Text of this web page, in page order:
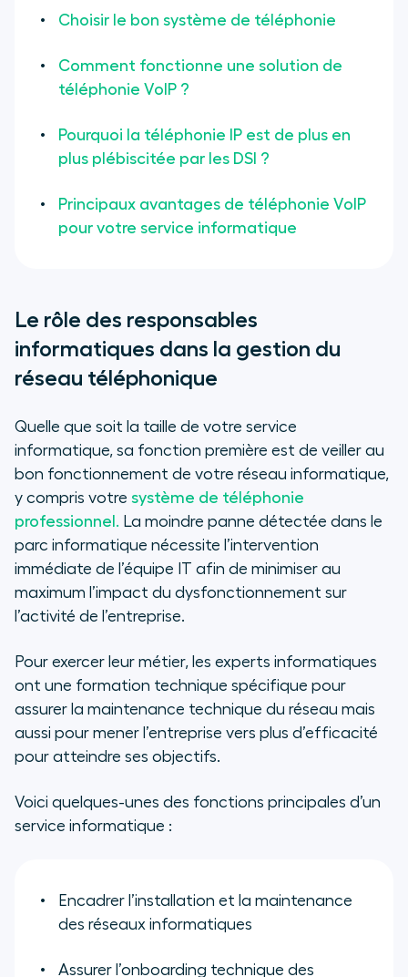
Choisir le bon système de téléphonie
Comment fonctionne une solution de
téléphonie VoIP ?
Pourquoi la téléphonie IP est de plus en
plus plébiscitée par les DSI ?
Principaux avantages de téléphonie VoIP
pour votre service informatique
Le rôle des responsables
informatiques dans la gestion du
réseau téléphonique
Quelle que soit la taille de votre service
informatique, sa fonction première est de veiller au
bon fonctionnement de votre réseau informatique,
y compris votre système de téléphonie
professionnel. La moindre panne détectée dans le
parc informatique nécessite l’intervention
immédiate de l’équipe IT afin de minimiser au
maximum l’impact du dysfonctionnement sur
l’activité de l’entreprise.
Pour exercer leur métier, les experts informatiques
ont une formation technique spécifique pour
assurer la maintenance technique du réseau mais
aussi pour mener l’entreprise vers plus d’efficacité
pour atteindre ses objectifs.
Voici quelques-unes des fonctions principales d’un
service informatique :
Encadrer l’installation et la maintenance
des réseaux informatiques
Assurer l’onboarding technique des